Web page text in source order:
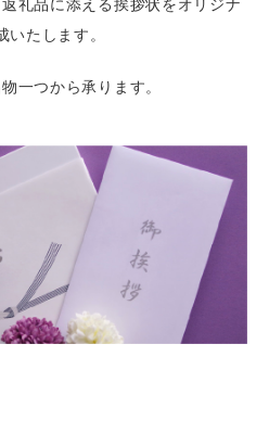
礼品に添える挨拶状をオリジナ
いたします。
一つから承ります。